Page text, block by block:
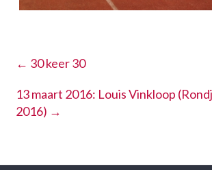
← 30 keer 30
13 maart 2016: Louis Vinkloop
2016) →